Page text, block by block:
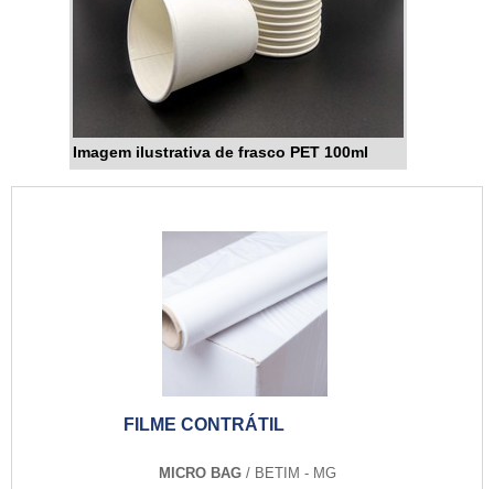
Imagem ilustrativa de frasco PET 100ml
FILME CONTRÁTIL
MICRO BAG/ BETIM - MG